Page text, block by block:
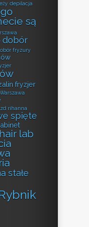
depilacja
są
dobór
fryzury
fryzjer
rihanna
spięte
hair lab
stałe